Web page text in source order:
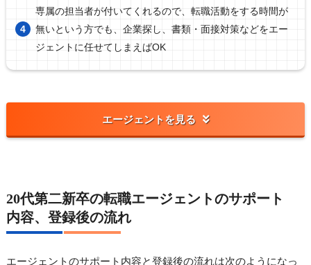
専属の担当者が付いてくれるので、転職活動をする時間が
無いという方でも、企業探し、書類・面接対策などをエー
ジェントに任せてしまえばOK
エージェントを見る
20代第二新卒の転職エージェントのサポート
内容、登録後の流れ
エージェントのサポート内容と登録後の流れは次のようになっ